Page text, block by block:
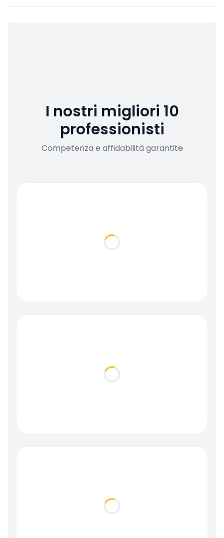
I nostri migliori 10
professionisti
Competenza e affidabilità garantite
Loading...
Loading...
Loading...